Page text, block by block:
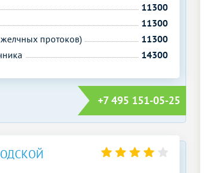
11300
11300
протоков)
11300
14300
+7 495 151-05-25